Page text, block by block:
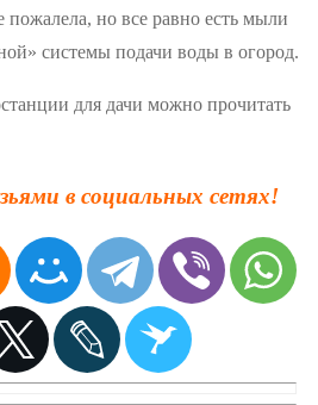
пожалела, но все равно есть мыли
системы подачи воды в огород.
для дачи можно прочитать
в социальных сетях!